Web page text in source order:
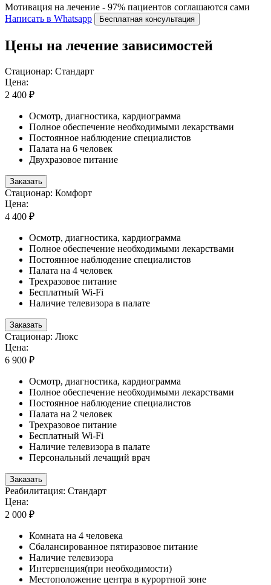
Мотивация на лечение - 97% пациентов соглашаются сами
Написать в Whatsapp
Бесплатная консультация
Цены на лечение зависимостей
Стационар: Стандарт
Цена:
2 400 ₽
Осмотр, диагностика, кардиограмма
Полное обеспечение необходимыми лекарствами
Постоянное наблюдение специалистов
Палата на 6 человек
Двухразовое питание
Заказать
Стационар: Комфорт
Цена:
4 400 ₽
Осмотр, диагностика, кардиограмма
Полное обеспечение необходимыми лекарствами
Постоянное наблюдение специалистов
Палата на 4 человек
Трехразовое питание
Бесплатный Wi-Fi
Наличие телевизора в палате
Заказать
Стационар: Люкс
Цена:
6 900 ₽
Осмотр, диагностика, кардиограмма
Полное обеспечение необходимыми лекарствами
Постоянное наблюдение специалистов
Палата на 2 человек
Трехразовое питание
Бесплатный Wi-Fi
Наличие телевизора в палате
Персональный лечащий врач
Заказать
Реабилитация: Стандарт
Цена:
2 000 ₽
Комната на 4 человека
Сбалансированное пятиразовое питание
Наличие телевизора
Интервенция(при необходимости)
Местоположение центра в курортной зоне